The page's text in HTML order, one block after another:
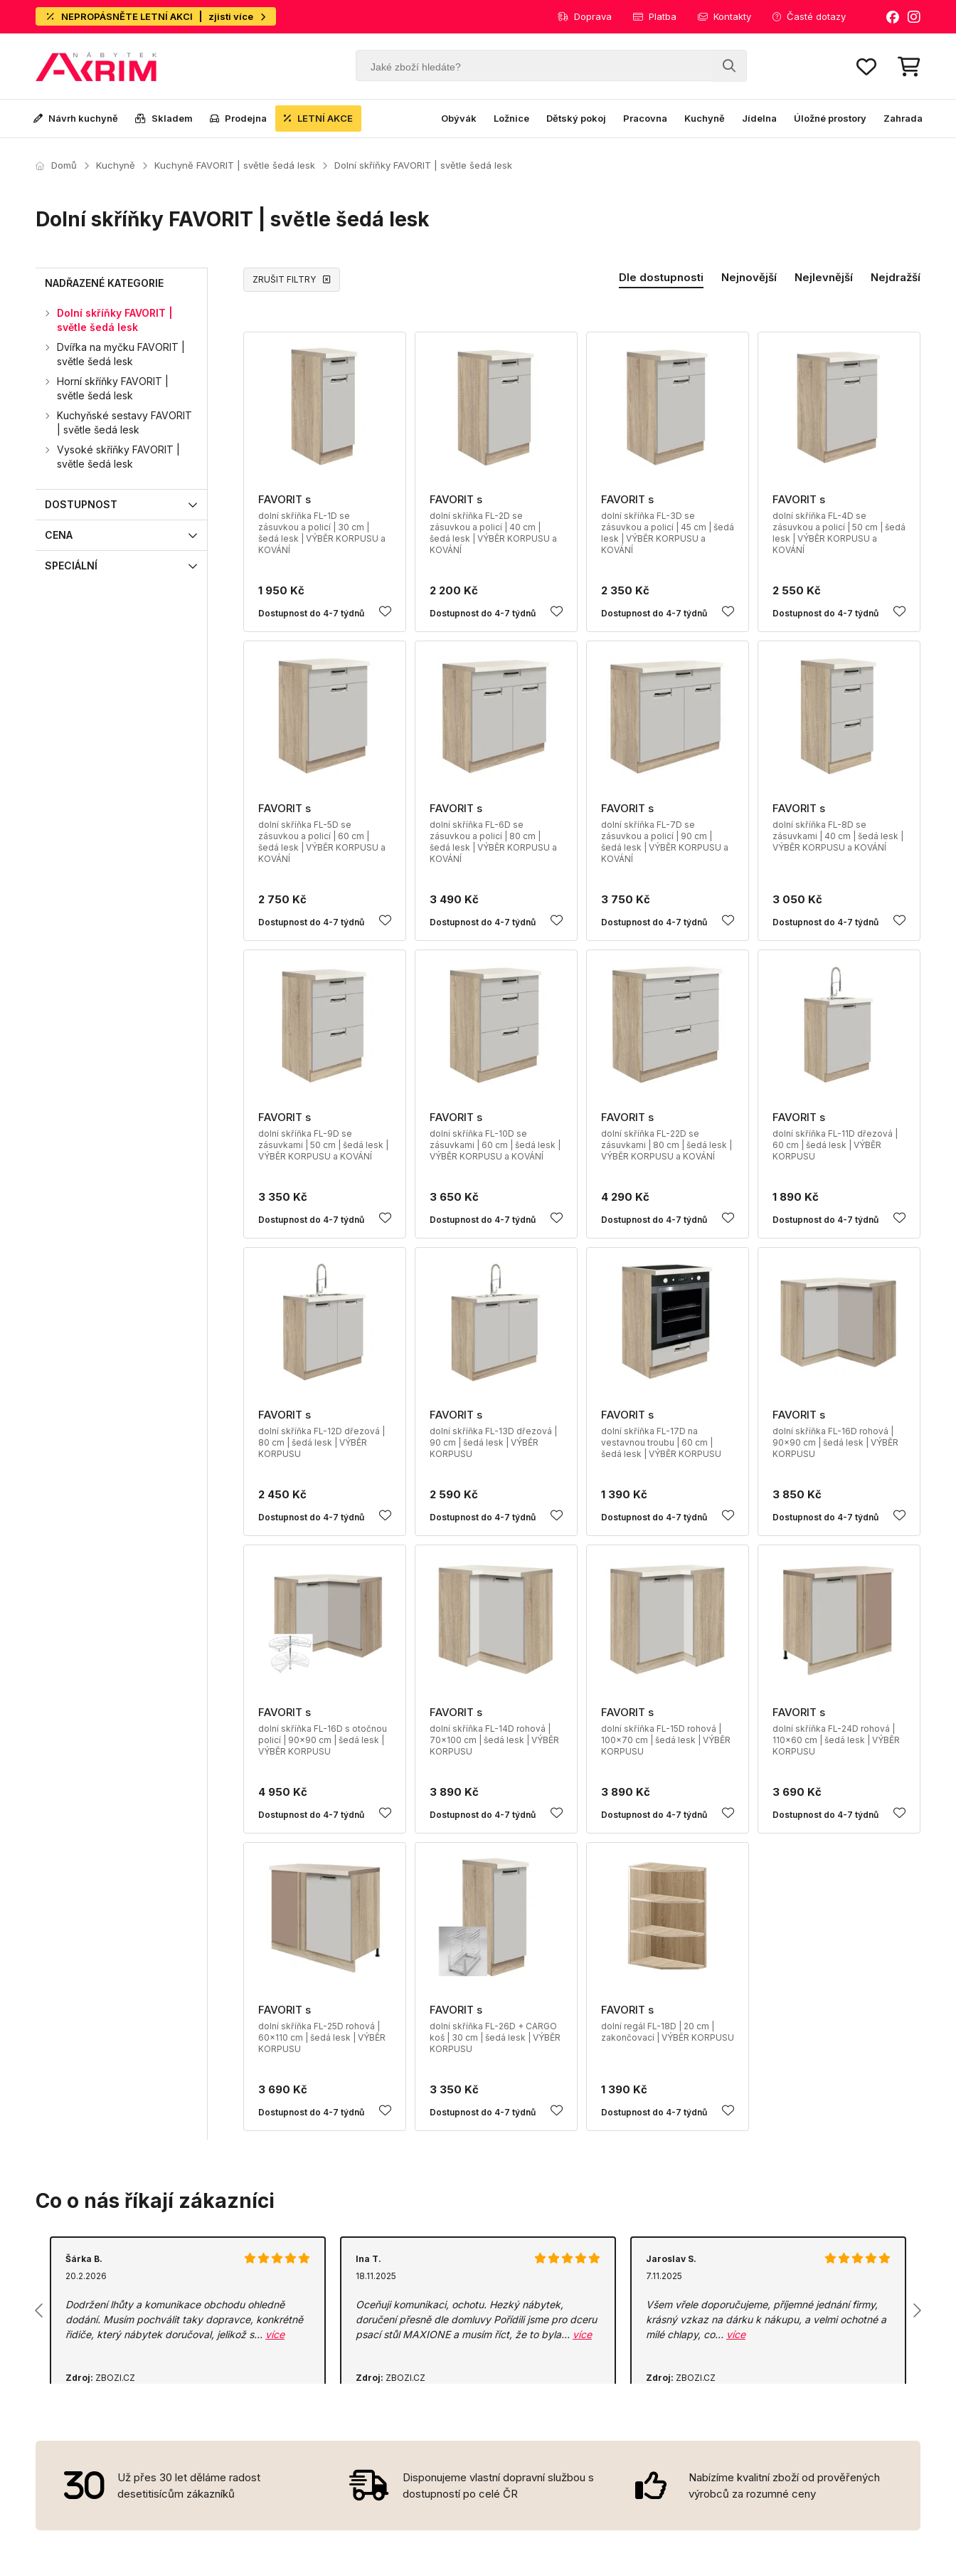
NEPROPÁSNĚTE LETNÍ AKCI zjisti více Doprava Platba Kontakty Časté dotazy
Návrh kuchyně Skladem Prodejna LETNÍ AKCE Obývák Ložnice Dětský pokoj Pracovna Kuchyně Jídelna Úložné prostory Zahrada
Domů Kuchyně Kuchyně FAVORIT | světle šedá lesk Dolní skříňky FAVORIT | světle šedá lesk
Dolní skříňky FAVORIT | světle šedá lesk
NADŘAZENÉ KATEGORIE
Dolní skříňky FAVORIT |
světle šedá lesk
Dvířka na myčku FAVORIT |
světle šedá lesk
Horní skříňky FAVORIT |
světle šedá lesk
Kuchyňské sestavy FAVORIT
| světle šedá lesk
Vysoké skříňky FAVORIT |
světle šedá lesk
DOSTUPNOST
CENA
SPECIÁLNÍ
Dle dostupnosti Nejnovější Nejlevnější Nejdražší
ZRUŠIT FILTRY
FAVORIT s
dolní skříňka FL-1D se
zásuvkou a policí | 30 cm |
šedá lesk | VÝBĚR KORPUSU a
KOVÁNÍ
1 950 Kč
Dostupnost do 4-7 týdnů
FAVORIT s
dolní skříňka FL-2D se
zásuvkou a policí | 40 cm |
šedá lesk | VÝBĚR KORPUSU a
KOVÁNÍ
2 200 Kč
Dostupnost do 4-7 týdnů
FAVORIT s
dolní skříňka FL-3D se
zásuvkou a policí | 45 cm | šedá
lesk | VÝBĚR KORPUSU a
KOVÁNÍ
2 350 Kč
Dostupnost do 4-7 týdnů
FAVORIT s
dolní skříňka FL-4D se
zásuvkou a policí | 50 cm | šedá
lesk | VÝBĚR KORPUSU a
KOVÁNÍ
2 550 Kč
Dostupnost do 4-7 týdnů
FAVORIT s
dolní skříňka FL-5D se
zásuvkou a policí | 60 cm |
šedá lesk | VÝBĚR KORPUSU a
KOVÁNÍ
2 750 Kč
Dostupnost do 4-7 týdnů
FAVORIT s
dolní skříňka FL-6D se
zásuvkou a policí | 80 cm |
šedá lesk | VÝBĚR KORPUSU a
KOVÁNÍ
3 490 Kč
Dostupnost do 4-7 týdnů
FAVORIT s
dolní skříňka FL-7D se
zásuvkou a policí | 90 cm |
šedá lesk | VÝBĚR KORPUSU a
KOVÁNÍ
3 750 Kč
Dostupnost do 4-7 týdnů
FAVORIT s
dolní skříňka FL-8D se
zásuvkami | 40 cm | šedá lesk |
VÝBĚR KORPUSU a KOVÁNÍ
3 050 Kč
Dostupnost do 4-7 týdnů
FAVORIT s
dolní skříňka FL-9D se
zásuvkami | 50 cm | šedá lesk |
VÝBĚR KORPUSU a KOVÁNÍ
3 350 Kč
Dostupnost do 4-7 týdnů
FAVORIT s
dolní skříňka FL-10D se
zásuvkami | 60 cm | šedá lesk |
VÝBĚR KORPUSU a KOVÁNÍ
3 650 Kč
Dostupnost do 4-7 týdnů
FAVORIT s
dolní skříňka FL-22D se
zásuvkami | 80 cm | šedá lesk |
VÝBĚR KORPUSU a KOVÁNÍ
4 290 Kč
Dostupnost do 4-7 týdnů
FAVORIT s
dolní skříňka FL-11D dřezová |
60 cm | šedá lesk | VÝBĚR
KORPUSU
1 890 Kč
Dostupnost do 4-7 týdnů
FAVORIT s
dolní skříňka FL-12D dřezová |
80 cm | šedá lesk | VÝBĚR
KORPUSU
2 450 Kč
Dostupnost do 4-7 týdnů
FAVORIT s
dolní skříňka FL-13D dřezová |
90 cm | šedá lesk | VÝBĚR
KORPUSU
2 590 Kč
Dostupnost do 4-7 týdnů
FAVORIT s
dolní skříňka FL-17D na
vestavnou troubu | 60 cm |
šedá lesk | VÝBĚR KORPUSU
1 390 Kč
Dostupnost do 4-7 týdnů
FAVORIT s
dolní skříňka FL-16D rohová |
90x90 cm | šedá lesk | VÝBĚR
KORPUSU
3 850 Kč
Dostupnost do 4-7 týdnů
FAVORIT s
dolní skříňka FL-16D s otočnou
policí | 90x90 cm | šedá lesk |
VÝBĚR KORPUSU
4 950 Kč
Dostupnost do 4-7 týdnů
FAVORIT s
dolní skříňka FL-14D rohová |
70x100 cm | šedá lesk | VÝBĚR
KORPUSU
3 890 Kč
Dostupnost do 4-7 týdnů
FAVORIT s
dolní skříňka FL-15D rohová |
100x70 cm | šedá lesk | VÝBĚR
KORPUSU
3 890 Kč
Dostupnost do 4-7 týdnů
FAVORIT s
dolní skříňka FL-24D rohová |
110x60 cm | šedá lesk | VÝBĚR
KORPUSU
3 690 Kč
Dostupnost do 4-7 týdnů
FAVORIT s
dolní skříňka FL-25D rohová |
60x110 cm | šedá lesk | VÝBĚR
KORPUSU
3 690 Kč
Dostupnost do 4-7 týdnů
FAVORIT s
dolní skříňka FL-26D + CARGO
koš | 30 cm | šedá lesk | VÝBĚR
KORPUSU
3 350 Kč
Dostupnost do 4-7 týdnů
FAVORIT s
dolní regál FL-18D | 20 cm |
zakončovací | VÝBĚR KORPUSU
1 390 Kč
Dostupnost do 4-7 týdnů
Co o nás říkají zákazníci
Šárka B.
20.2.2026
Dodržení lhůty a komunikace obchodu ohledně
dodání. Musím pochválit taky dopravce, konkrétně
řidiče, který nábytek doručoval, jelikož s… více
Zdroj: ZBOZI.CZ
Ina T.
18.11.2025
Oceňuji komunikaci, ochotu. Hezký nábytek,
doručení přesně dle domluvy Pořídili jsme pro dceru
psací stůl MAXIONE a musím říct, že to byla… více
Zdroj: ZBOZI.CZ
Jaroslav S.
7.11.2025
Všem vřele doporučujeme, příjemné jednání firmy,
krásný vzkaz na dárku k nákupu, a velmi ochotné a
milé chlapy, co… více
Zdroj: ZBOZI.CZ
Už přes 30 let děláme radost
desetitisícům zákazníků
Disponujeme vlastní dopravní službou s
dostupností po celé ČR
Nabízíme kvalitní zboží od prověřených
výrobců za rozumné ceny